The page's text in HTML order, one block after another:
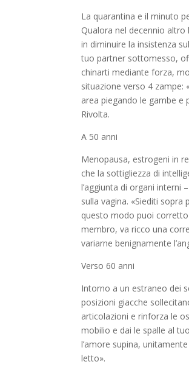
La quarantina e il minuto
Qualora nel decennio
in diminuire la insistenza
tuo partner sottomesso,
chinarti mediante forza,
situazione verso 4 zampe:
area piegando le gambe e
Rivolta.
A 50 anni
Menopausa, estrogeni in
che la sottigliezza di
l’aggiunta di organi
sulla vagina. «Siediti
questo modo puoi corretto
membro, va ricco una
variarne benignamente
Verso 60 anni
Intorno a un estraneo dei
posizioni giacche
articolazioni e rinforza le
mobilio e dai le spalle al
l’amore supina,
letto».